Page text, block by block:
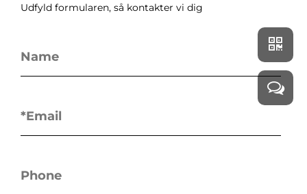
Udfyld formularen, så kontakter vi dig